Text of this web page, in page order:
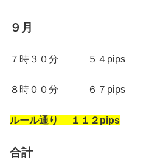
９月
７時３０分 ５４pips
８時００分 ６７pips
ルール通り １１２pips
合計